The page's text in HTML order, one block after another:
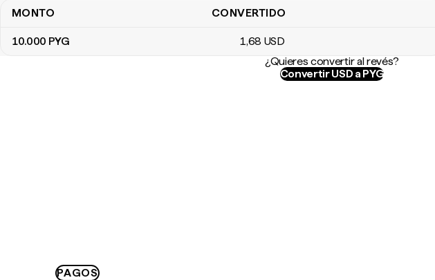
Tabla de conversión de guaraníes paraguayos a dólares estadounidenses
MONTO CONVERTIDO
10.000 PYG 1,68 USD
¿Quieres convertir al revés?
Convertir USD a PYG
PAGOS